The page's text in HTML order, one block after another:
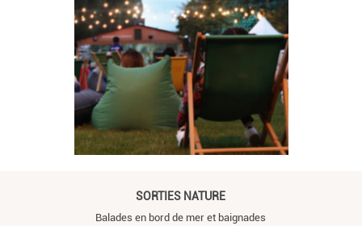
SORTIES NATURE
Balades en bord de mer et baignades